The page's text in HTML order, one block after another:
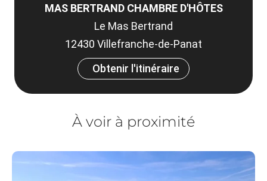
MAS BERTRAND CHAMBRE D'HÔTES
Le Mas Bertrand
12430 Villefranche-de-Panat
Obtenir l'itinéraire
À voir à proximité